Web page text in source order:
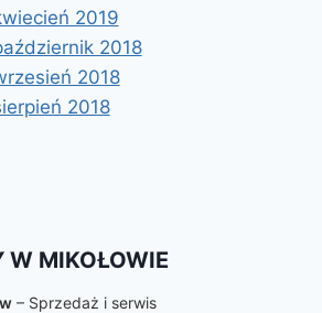
2019
2018
2018
2018
W MIKOŁOWIE
– Sprzedaż i serwis